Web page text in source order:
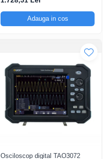
Adauga in cos
Osciloscop digital TAO3072